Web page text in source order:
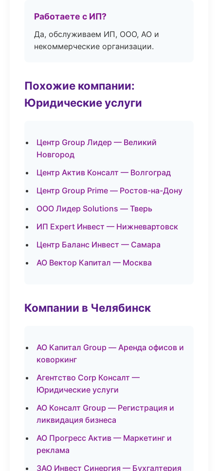
Работаете с ИП?
Да, обслуживаем ИП, ООО, АО и
некоммерческие организации.
Похожие компании:
Юридические услуги
Центр Group Лидер — Великий
Новгород
Центр Актив Консалт — Волгоград
Центр Group Prime — Ростов-на-Дону
ООО Лидер Solutions — Тверь
ИП Expert Инвест — Нижневартовск
Центр Баланс Инвест — Самара
АО Вектор Капитал — Москва
Компании в Челябинск
АО Капитал Group — Аренда офисов и
коворкинг
Агентство Corp Консалт —
Юридические услуги
АО Консалт Group — Регистрация и
ликвидация бизнеса
АО Прогресс Актив — Маркетинг и
реклама
ЗАО Инвест Синергия — Бухгалтерия